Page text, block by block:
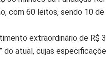
com 60 leitos, sendo 10 de
extraordinário de R$
do atual, cujas